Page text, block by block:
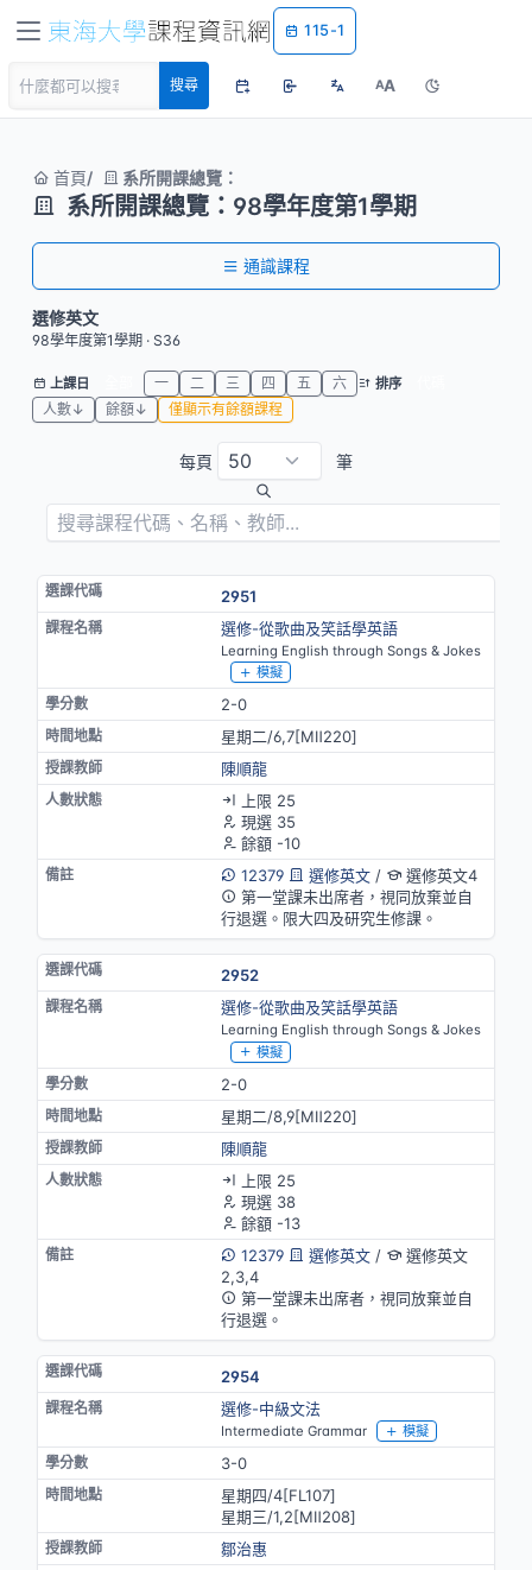
115-1
搜尋 AA
首頁 系所開課總覽：
系所開課總覽：98學年度第1學期
通識課程
選修英文
98學年度第1學期 · S36
上課日 一 二 三 四 五 六 排序
人數↓
餘額↓ 僅顯示有餘額課程
每頁 筆
2951
選修-從歌曲及笑話學英語
Learning English through Songs & Jokes
模擬
2-0
星期二/6,7[MⅡ220]
陳順龍
上限 25
現選 35
餘額 -10
12379
選修英文/
選修英文4
第一堂課未出席者，視同放棄並自
行退選。限大四及研究生修課。
2952
選修-從歌曲及笑話學英語
Learning English through Songs & Jokes
模擬
2-0
星期二/8,9[MⅡ220]
陳順龍
上限 25
現選 38
餘額 -13
12379
選修英文/
選修英文
2,3,4
第一堂課未出席者，視同放棄並自
行退選。
2954
選修-中級文法
Intermediate Grammar 模擬
3-0
星期四/4[FL107]
星期三/1,2[MⅡ208]
鄒治惠